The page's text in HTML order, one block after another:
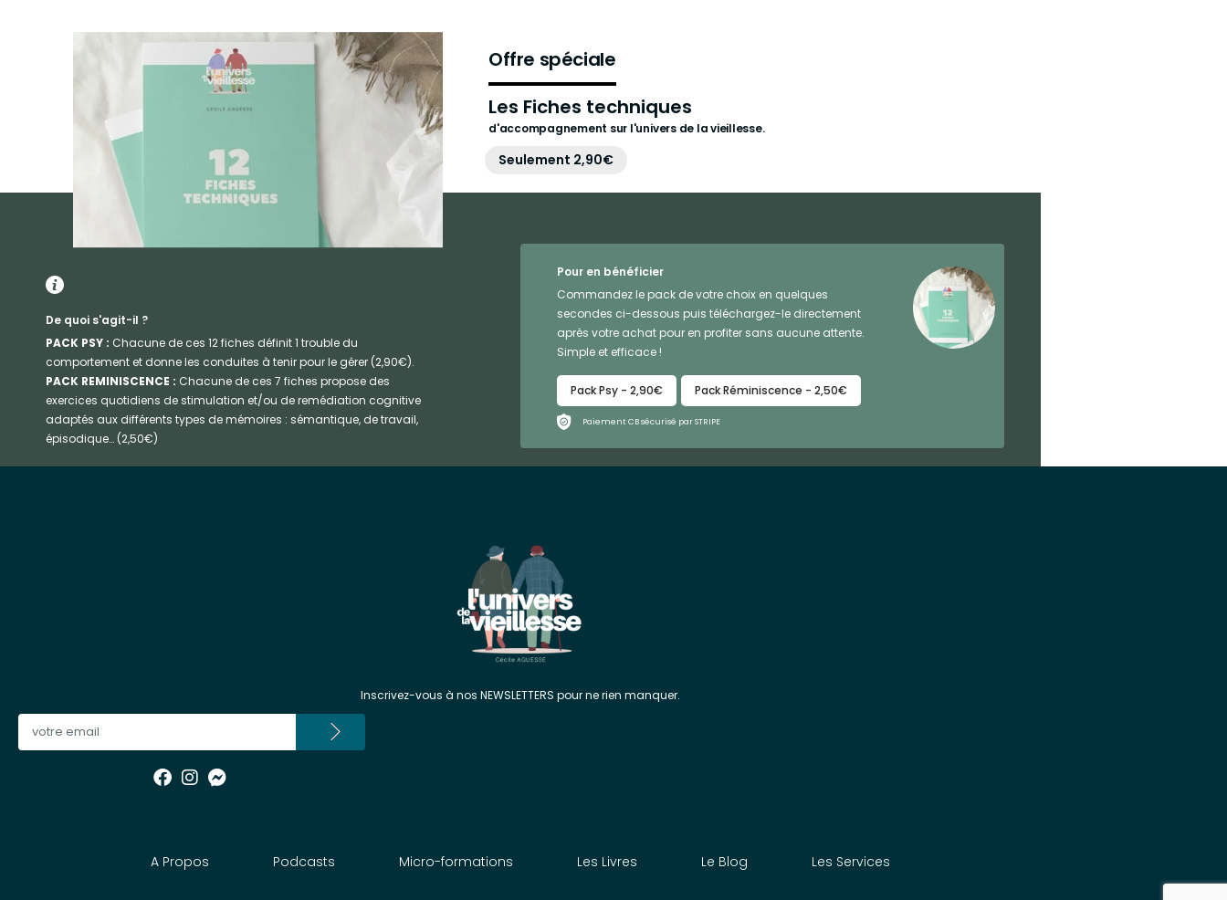
Offre spéciale
Les Fiches techniques
d'accompagnement sur l'univers de la vieillesse.
Seulement 2,90€
De quoi s'agit-il ?
PACK PSY : Chacune de ces 12 fiches définit 1 trouble du
comportement et donne les conduites à tenir pour le gérer (2,90€).
PACK REMINISCENCE : Chacune de ces 7 fiches propose des
exercices quotidiens de stimulation et/ou de remédiation cognitive
adaptés aux différents types de mémoires : sémantique, de travail,
épisodique… (2,50€)
Pour en bénéficier
Commandez le pack de votre choix en quelques
secondes ci-dessous puis téléchargez-le directement
après votre achat pour en profiter sans aucune attente.
Simple et efficace !
Pack Psy - 2,90€ Pack Réminiscence - 2,50€
Paiement CB sécurisé par STRIPE
Inscrivez-vous à nos NEWSLETTERS pour ne rien manquer.
A Propos Podcasts Micro-formations Les Livres Le Blog Les Services